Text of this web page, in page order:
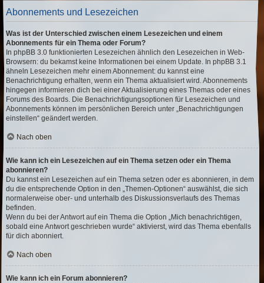
Abonnements und Lesezeichen
Was ist der Unterschied zwischen einem Lesezeichen und einem
Abonnements für ein Thema oder Forum?
In phpBB 3.0 funktionierten Lesezeichen ähnlich den Lesezeichen in Web-
Browsern: du bekamst keine Informationen bei einem Update. In phpBB 3.1
ähneln Lesezeichen mehr einem Abonnement: du kannst eine
Benachrichtigung erhalten, wenn ein Thema aktualisiert wird. Abonnements
hingegen informieren dich bei einer Aktualisierung eines Themas oder eines
Forums des Boards. Die Benachrichtigungsoptionen für Lesezeichen und
Abonnements können im persönlichen Bereich unter „Benachrichtigungen
einstellen“ geändert werden.
Nach oben
Wie kann ich ein Lesezeichen auf ein Thema setzen oder ein Thema
abonnieren?
Du kannst ein Lesezeichen auf ein Thema setzen oder es abonnieren, in dem
du die entsprechende Option in den „Themen-Optionen“ auswählst, die sich
normalerweise ober- und unterhalb des Diskussionsverlaufs des Themas
befinden.
Wenn du bei der Antwort auf ein Thema die Option „Mich benachrichtigen,
sobald eine Antwort geschrieben wurde“ aktivierst, wird das Thema ebenfalls
für dich abonniert.
Nach oben
Wie kann ich ein Forum abonnieren?